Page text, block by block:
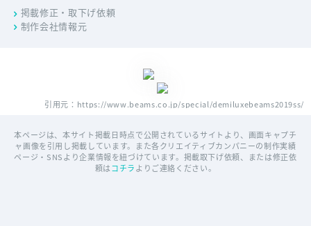
掲載修正・取下げ依頼
制作会社情報元
引用元：https://www.beams.co.jp/special/demiluxebeams2019ss/
本ページは、本サイト掲載日時点で公開されているサイトより、画面キャプチ
ャ画像を引用し掲載しています。また各クリエイティブカンパニーの制作実績
ページ・SNSより企業情報を紐づけています。掲載取下げ依頼、または修正依
頼はコチラよりご連絡ください。